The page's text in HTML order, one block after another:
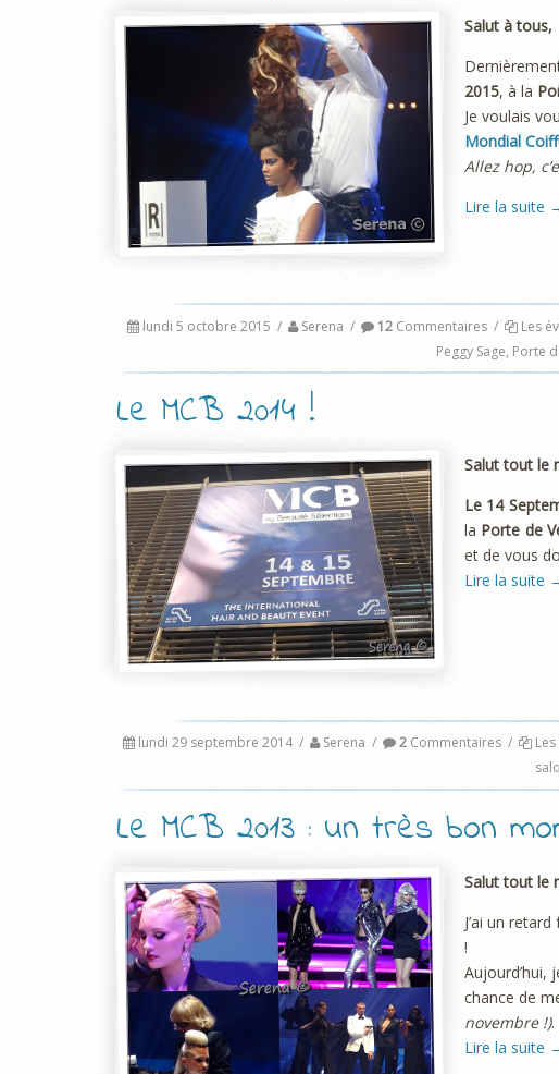
Salut à tous,
2015, à la
Je voulais
Mondial
Allez hop,
Lire la suite
lundi 5 octobre 2015 / Serena / 12 Commentaires / Les
Peggy Sage, Porte
Le MCB 2014 !
Salut tout le
Le 14
la Porte de
et de vous
Lire la suite
lundi 29 septembre 2014 / Serena / 2 Commentaires /
Le MCB 2013 : un très bon
Salut tout le
J’ai un
!
Aujourd’hui,
chance de
novembre !).
Lire la suite